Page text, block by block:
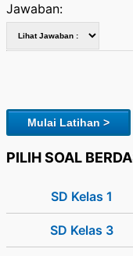
Jawaban:
Mulai Latihan >
PILIH SOAL
SD Kelas 1
SD Kelas 3